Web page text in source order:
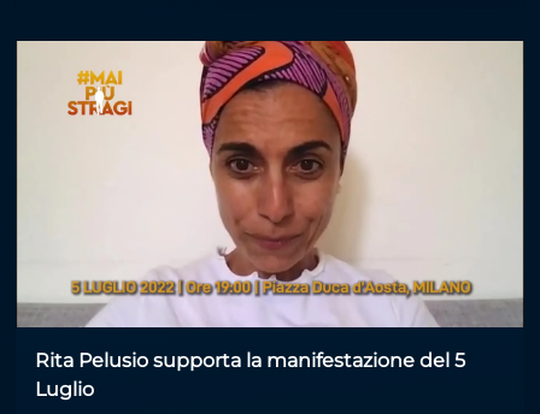
Rita Pelusio supporta la manifestazione del 5
Luglio